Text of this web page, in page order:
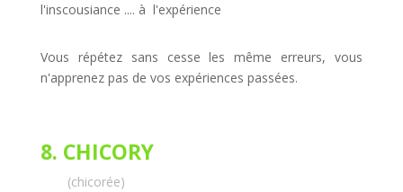
l'inscousiance .... à l'expérience
Vous répétez sans cesse les même erreurs, vous
n'apprenez pas de vos expériences passées.
8. CHICORY
(chicorée)